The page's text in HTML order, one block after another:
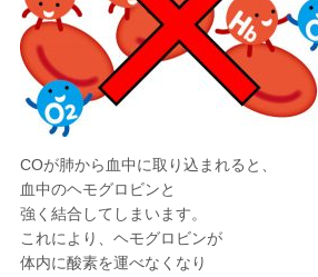
COが肺から血中に取り込まれると、
血中のヘモグロビンと
強く結合してしまいます。
これにより、ヘモグロビンが
体内に酸素を運べなくなり